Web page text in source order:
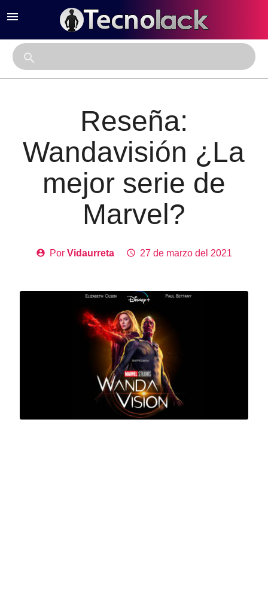
menu
search
Reseña:
Wandavisión ¿La
mejor serie de
Marvel?
account_circle Por Vidaurreta access_time 27 de marzo del 2021